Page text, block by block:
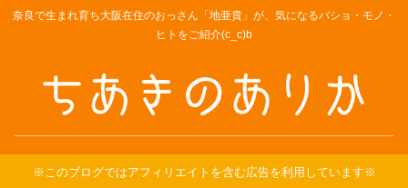
奈良で生まれ育ち大阪在住のおっさん「地亜貴」が、気になるバショ・モノ・
ヒトをご紹介(c_c)b
※このブログではアフィリエイトを含む広告を利用しています※